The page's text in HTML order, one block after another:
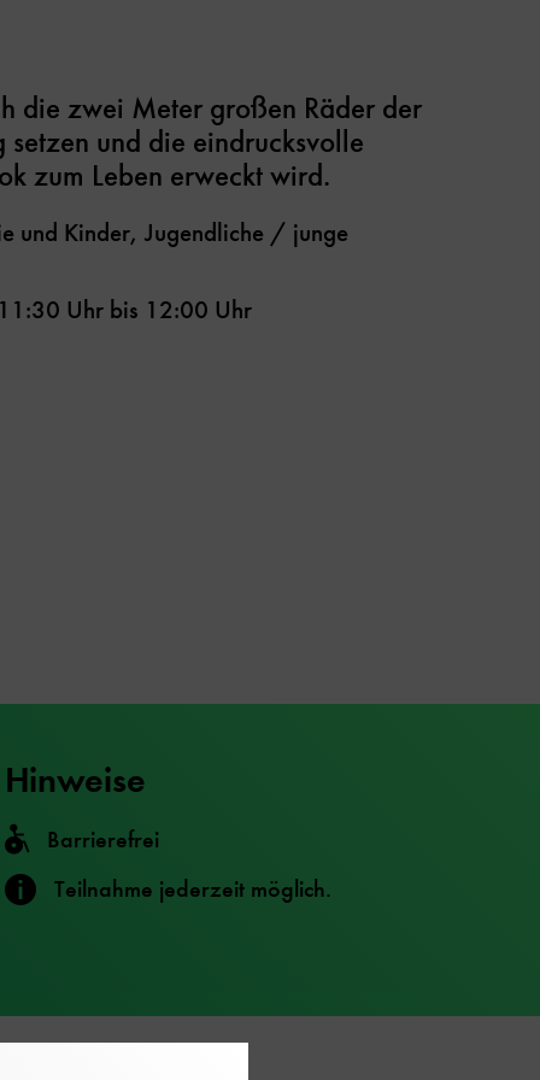
die zwei Meter großen Räder der
und die eindrucksvolle
zum Leben erweckt wird.
und Kinder, Jugendliche / junge
11:30 Uhrbis 12:00 Uhr
Hinweise
Barrierefrei
Teilnahme jederzeit möglich.